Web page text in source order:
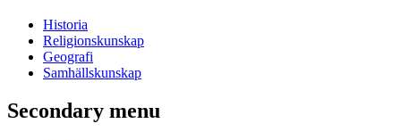
Historia
Religionskunskap
Geografi
Samhällskunskap
Secondary menu